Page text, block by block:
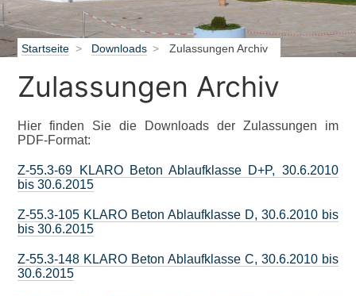
Startseite Downloads Zulassungen Archiv
Zulassungen Archiv
Hier finden Sie die Downloads der Zulassungen im
PDF-Format:
Z-55.3-69 KLARO Beton Ablaufklasse D+P, 30.6.2010
bis 30.6.2015
Z-55.3-105 KLARO Beton Ablaufklasse D, 30.6.2010 bis
bis 30.6.2015
Z-55.3-148 KLARO Beton Ablaufklasse C, 30.6.2010 bis
30.6.2015